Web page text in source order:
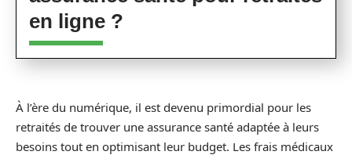
en ligne ?
À l’ère du numérique, il est devenu primordial pour les
retraités de trouver une assurance santé adaptée à leurs
besoins tout en optimisant leur budget. Les frais médicaux